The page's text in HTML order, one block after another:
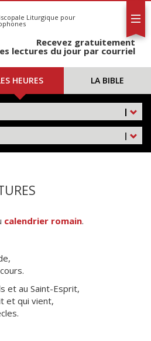
Liturgique pour
Recevez gratuitement
lectures du jour par courriel
HEURES LA BIBLE
|
|
calendrier romain.
et au Saint-Esprit,
et qui vient,